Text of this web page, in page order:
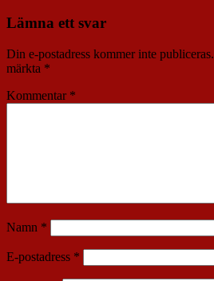
Lämna ett svar
Din e-postadress kommer inte publiceras.
märkta *
Kommentar *
Namn *
E-postadress *